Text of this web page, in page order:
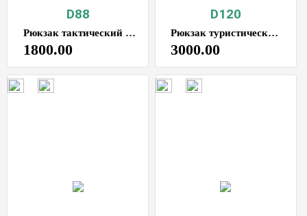
D88
Рюкзак тактический туристический 100Л
1800.00
D120
Рюкзак туристический тактический 120 л в поход
3000.00